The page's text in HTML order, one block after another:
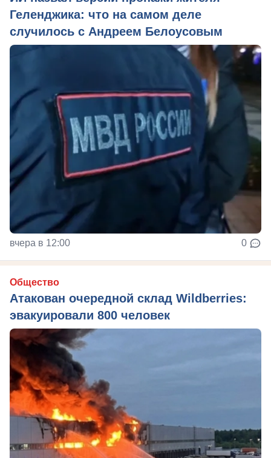
Геленджика: что на самом деле
случилось с Андреем Белоусовым
вчера в 12:00 0
Общество
Атакован очередной склад Wildberries:
эвакуировали 800 человек